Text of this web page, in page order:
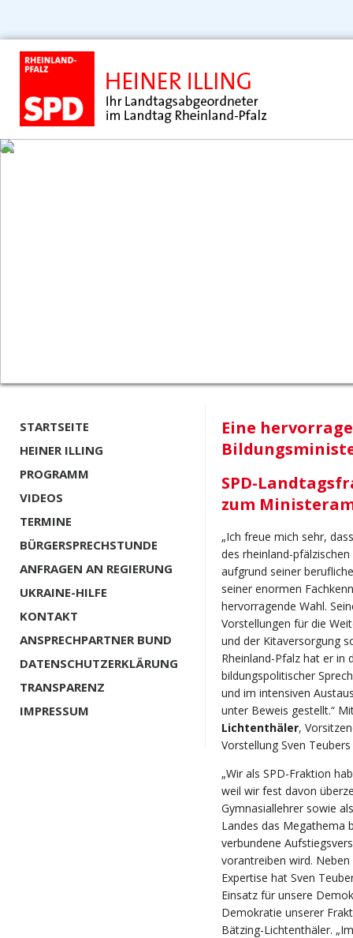
STARTSEITE
HEINER ILLING
PROGRAMM
VIDEOS
TERMINE
BÜRGERSPRECHSTUNDE
ANFRAGEN AN REGIERUNG
UKRAINE-HILFE
KONTAKT
ANSPRECHPARTNER BUND
DATENSCHUTZERKLÄRUNG
TRANSPARENZ
IMPRESSUM
Eine
SPD-
zum
„Ich freue mich sehr,
des rheinland-
aufgrund seiner
seiner enormen
hervorragende Wahl.
Vorstellungen für die
und der Kitaversorgung
Rheinland-Pfalz hat er in
bildungspolitischer
und im intensiven
unter Beweis gestellt.“
Lichtenthäler,
Vorstellung Sven
„Wir als SPD-Fraktion
weil wir fest davon
Gymnasiallehrer sowie
Landes das Megathema
verbundene
vorantreiben wird.
Expertise hat Sven
Einsatz für unsere
Demokratie unserer
Bätzing-Lichtenthäler.